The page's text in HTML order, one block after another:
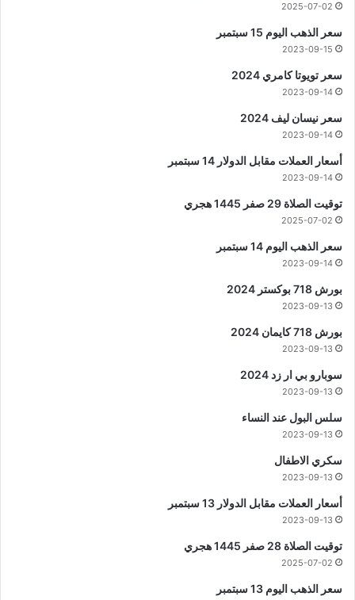
2025-07-02
سعر الذهب اليوم 15 سبتمبر
2023-09-15
سعر تويوتا كامري 2024
2023-09-14
سعر نيسان ليف 2024
2023-09-14
أسعار العملات مقابل الدولار 14 سبتمبر
2023-09-14
توقيت الصلاة 29 صفر 1445 هجري
2025-07-02
سعر الذهب اليوم 14 سبتمبر
2023-09-14
بورش 718 بوكستر 2024
2023-09-13
بورش 718 كايمان 2024
2023-09-13
سوبارو بي ار زد 2024
2023-09-13
سلس البول عند النساء
2023-09-13
سكري الاطفال
2023-09-13
أسعار العملات مقابل الدولار 13 سبتمبر
2023-09-13
توقيت الصلاة 28 صفر 1445 هجري
2025-07-02
سعر الذهب اليوم 13 سبتمبر